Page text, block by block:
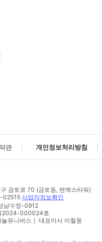
관 개인정보처리방침
금토로 70 (금토동, 텐엑스타워)
02515사업자정보확인
남수정-0912
2024-000024호
유니버스｜ 대표이사 이철웅